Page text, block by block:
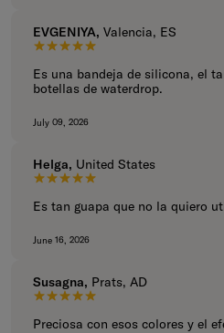
EVGENIYA, Valencia, ES
5 de 5 estrellas.
Es una bandeja de silicona, el
botellas de waterdrop.
July 09, 2026
Helga, United States
5 de 5 estrellas.
Es tan guapa que no la quiero
June 16, 2026
Susagna, Prats, AD
5 de 5 estrellas.
Preciosa con esos colores y el